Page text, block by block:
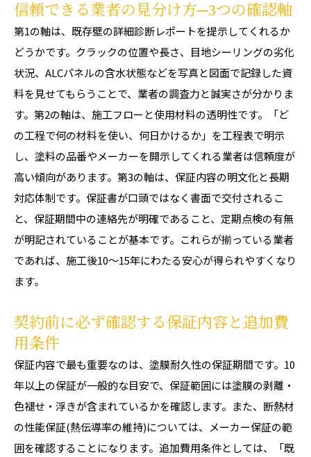
信頼できる業者の見分け方─3つの確認軸
第1の軸は、既存壁の詳細診断レポートを提示してくれるか
どうかです。クラックの位置や長さ、目地シーリングの劣化
状況、ALCパネルの含水状態などを写真と図面で記録した資
料を見せてもらうことで、業者の調査力と誠実さが分かりま
す。第2の軸は、施工フローと使用材料の透明性です。「ど
の工程で何の材料を使い、何日かけるか」を工程表で明示
し、塗料の品番やメーカーを開示してくれる業者は信頼度が
高い傾向があります。第3の軸は、保証内容の明文化と長期
対応体制です。保証書が口頭ではなく書面で交付されるこ
と、保証期間中の連絡先が明確であること、定期点検の有無
が明記されていることが基本です。これらが揃っている業者
であれば、施工後10〜15年にわたる安心が得られやすくなり
ます。
契約前に必ず確認する保証内容と追加費
用条件
保証内容で最も重要なのは、塗膜耐久性の保証期間です。10
年以上の保証が一般的な目安で、保証範囲には塗膜の剥離・
色褪せ・浮きが含まれているかを確認します。また、断熱材
の性能保証(熱伝導率の維持)については、メーカー保証の範
囲を確認することになります。追加費用条件としては、「既